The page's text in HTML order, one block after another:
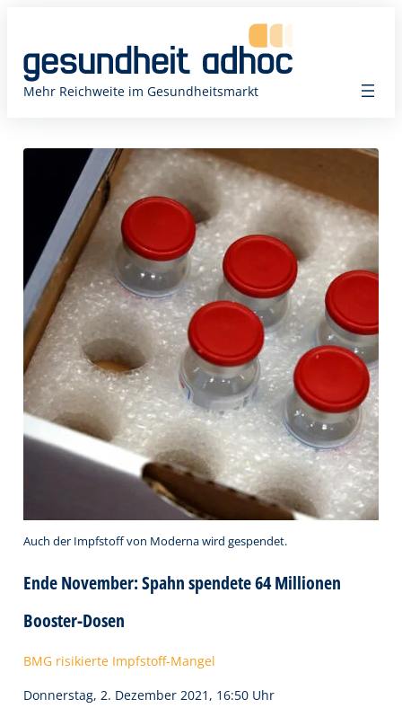
springen
Mehr Reichweite im Gesundheitsmarkt
Auch der Impfstoff von Moderna wird gespendet.
Ende November: Spahn spendete 64 Millionen
Booster-Dosen
BMG risikierte Impfstoff-Mangel
Donnerstag, 2. Dezember 2021, 16:50 Uhr